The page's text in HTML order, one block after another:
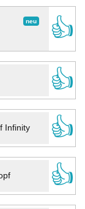
neu
👍
👍
Infinity
👍
👍